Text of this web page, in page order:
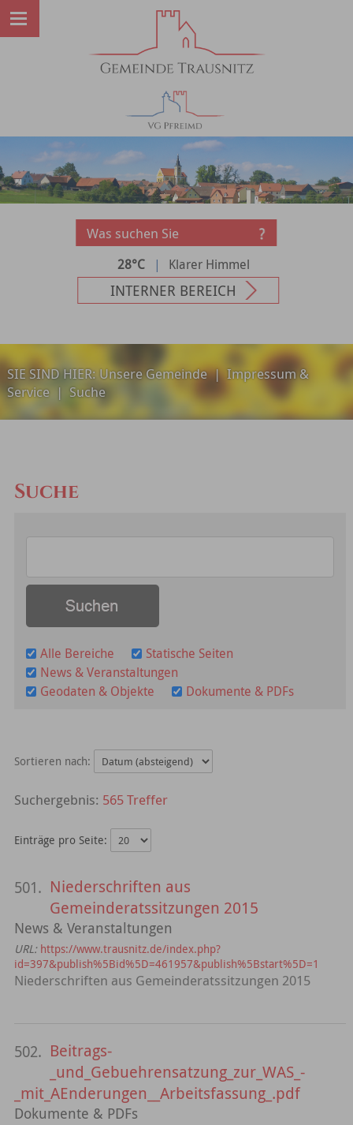
28°C | Klarer Himmel
INTERNER BEREICH
SIE SIND HIER:Unsere Gemeinde|Impressum &
Service | Suche
Suche
Alle Bereiche
Statische Seiten
News & Veranstaltungen
Geodaten & Objekte
Dokumente & PDFs
Sortieren nach:
565 Treffer
Einträge pro Seite:
501. Niederschriften aus
Gemeinderatssitzungen 2015
News & Veranstaltungen
URL: https://www.trausnitz.de/index.php?
id=397&publish%5Bid%5D=461957&publish%5Bstart%5D=1
Niederschriften aus Gemeinderatssitzungen 2015
502. Beitrags-
_und_Gebuehrensatzung_zur_WAS_-
_mit_AEnderungen__Arbeitsfassung_.pdf
Dokumente & PDFs